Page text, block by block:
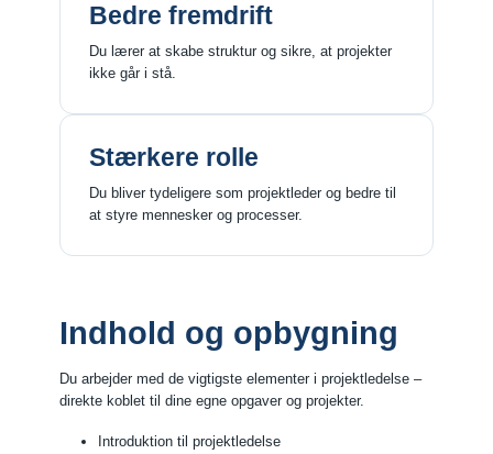
Bedre fremdrift
Du lærer at skabe struktur og sikre, at projekter
ikke går i stå.
Stærkere rolle
Du bliver tydeligere som projektleder og bedre til
at styre mennesker og processer.
Indhold og opbygning
Du arbejder med de vigtigste elementer i projektledelse –
direkte koblet til dine egne opgaver og projekter.
Introduktion til projektledelse